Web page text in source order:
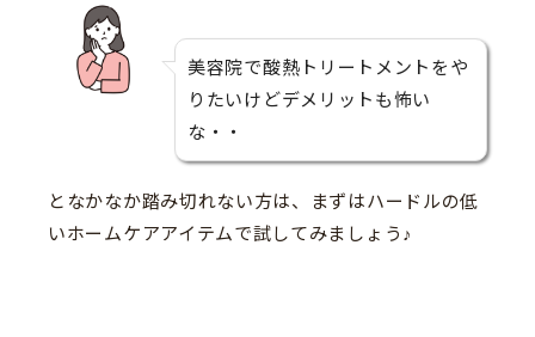
美容院で酸熱トリートメントをや
りたいけどデメリットも怖い
な・・
となかなか踏み切れない方は、まずはハードルの低
いホームケアアイテムで試してみましょう♪